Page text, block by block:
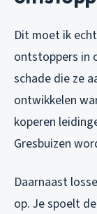
Dit moet ik
ontstoppers in
schade die ze
ontwikkelen
koperen
Gresbuizen
Daarnaast
op. Je spoelt